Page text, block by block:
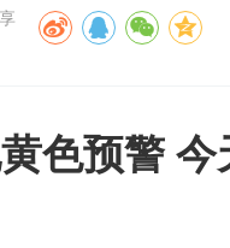
色预警